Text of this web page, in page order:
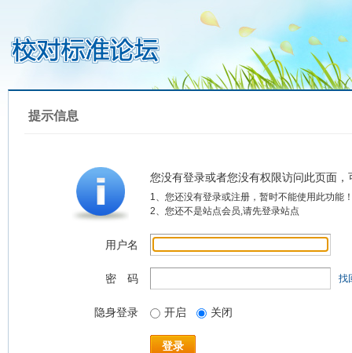
提示信息
您没有登录或者您没有权限访问此页面
1、您还没有登录或注册，暂时不能使用此功能
2、您还不是站点会员,请先登录站点
用户名
密 码 找
隐身登录 开启 关闭
登录